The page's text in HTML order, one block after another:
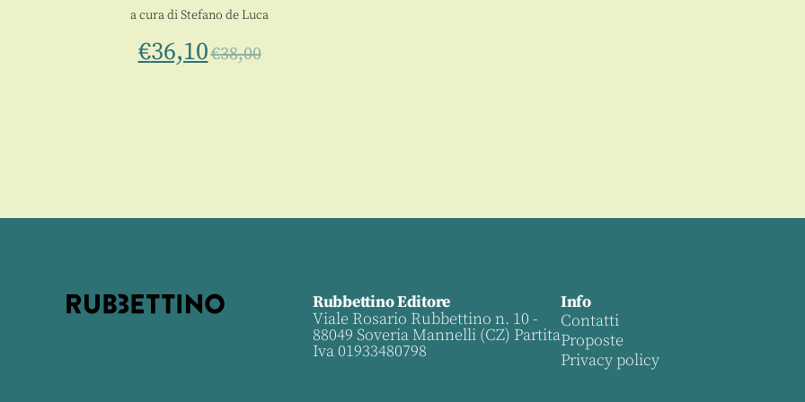
a cura diStefano de Luca
€36,10€38,00
Rubbettino Editore
Viale Rosario Rubbettino n. 10 -
88049 Soveria Mannelli (CZ) Partita
Iva 01933480798
Info
Contatti
Proposte
Privacy policy